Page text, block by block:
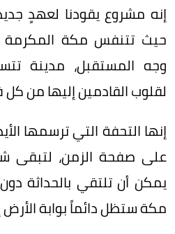
إنه مشروع يقودنا لعهدٍ
حيث تتنفس مكة
وجه المستقبل، مدينة
لقلوب القادمين إليها من
إنها التحفة التي ترسمها
على صفحة الزمن، لتبقى
يمكن أن تلتقي بالحداثة
مكة ستظل دائماً بوابة